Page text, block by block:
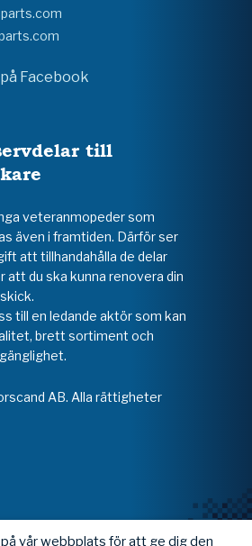
Facebook
till
veteranmopeder som
även i framtiden. Därför ser
att tillhandahålla de delar
att du ska kunna renovera din
till en ledande aktör som kan
brett sortiment och
AB. Alla rättigheter
vår webbplats för att ge dig den